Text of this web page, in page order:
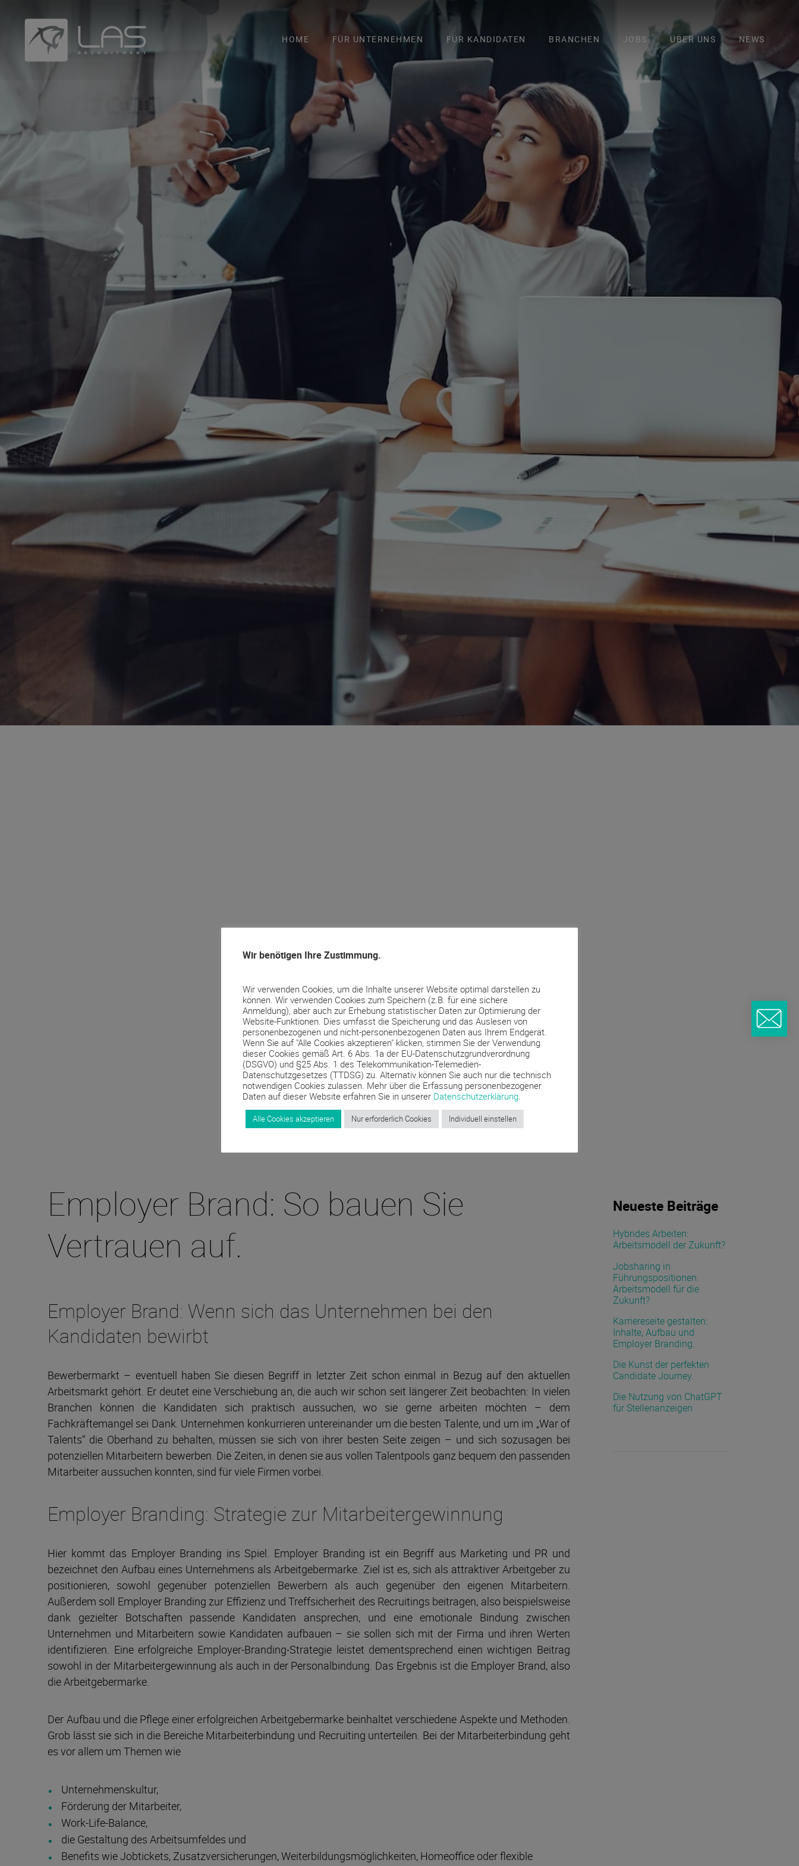
HOME FÜR UNTERNEHMEN FÜR KANDIDATEN BRANCHEN JOBS ÜBER UNS NEWS
Employer Brand: So bauen Sie
Vertrauen auf.
Employer Brand: Wenn sich das Unternehmen bei den
Kandidaten bewirbt
Bewerbermarkt – eventuell haben Sie diesen Begriff in letzter Zeit schon einmal in Bezug auf den aktuellen
Arbeitsmarkt gehört. Er deutet eine Verschiebung an, die auch wir schon seit längerer Zeit beobachten: In vielen
Branchen können die Kandidaten sich praktisch aussuchen, wo sie gerne arbeiten möchten – dem
Fachkräftemangel sei Dank. Unternehmen konkurrieren untereinander um die besten Talente, und um im „War of
Talents“ die Oberhand zu behalten, müssen sie sich von ihrer besten Seite zeigen – und sich sozusagen bei
potenziellen Mitarbeitern bewerben. Die Zeiten, in denen sie aus vollen Talentpools ganz bequem den passenden
Mitarbeiter aussuchen konnten, sind für viele Firmen vorbei.
Employer Branding: Strategie zur Mitarbeitergewinnung
Hier kommt das Employer Branding ins Spiel. Employer Branding ist ein Begriff aus Marketing und PR und
bezeichnet den Aufbau eines Unternehmens als Arbeitgebermarke. Ziel ist es, sich als attraktiver Arbeitgeber zu
positionieren, sowohl gegenüber potenziellen Bewerbern als auch gegenüber den eigenen Mitarbeitern.
Außerdem soll Employer Branding zur Effizienz und Treffsicherheit des Recruitings beitragen, also beispielsweise
dank gezielter Botschaften passende Kandidaten ansprechen, und eine emotionale Bindung zwischen
Unternehmen und Mitarbeitern sowie Kandidaten aufbauen – sie sollen sich mit der Firma und ihren Werten
identifizieren. Eine erfolgreiche Employer-Branding-Strategie leistet dementsprechend einen wichtigen Beitrag
sowohl in der Mitarbeitergewinnung als auch in der Personalbindung. Das Ergebnis ist die Employer Brand, also
die Arbeitgebermarke.
Der Aufbau und die Pflege einer erfolgreichen Arbeitgebermarke beinhaltet verschiedene Aspekte und Methoden.
Grob lässt sie sich in die Bereiche Mitarbeiterbindung und Recruiting unterteilen. Bei der Mitarbeiterbindung geht
es vor allem um Themen wie
Unternehmenskultur,
Förderung der Mitarbeiter,
Work-Life-Balance,
die Gestaltung des Arbeitsumfeldes und
Benefits wie Jobtickets, Zusatzversicherungen, Weiterbildungsmöglichkeiten, Homeoffice oder flexible
Neueste Beiträge
Hybrides Arbeiten:
Arbeitsmodell der Zukunft?
Jobsharing in
Führungspositionen:
Arbeitsmodell für die
Zukunft?
Karriereseite gestalten:
Inhalte, Aufbau und
Employer Branding.
Die Kunst der perfekten
Candidate Journey.
Die Nutzung von ChatGPT
für Stellenanzeigen
Wir benötigen Ihre Zustimmung.
Wir verwenden Cookies, um die Inhalte unserer Website optimal darstellen zu
können. Wir verwenden Cookies zum Speichern (z.B. für eine sichere
Anmeldung), aber auch zur Erhebung statistischer Daten zur Optimierung der
Website-Funktionen. Dies umfasst die Speicherung und das Auslesen von
personenbezogenen und nicht-personenbezogenen Daten aus Ihrem Endgerät.
Wenn Sie auf "Alle Cookies akzeptieren" klicken, stimmen Sie der Verwendung
dieser Cookies gemäß Art. 6 Abs. 1a der EU-Datenschutzgrundverordnung
(DSGVO) und §25 Abs. 1 des Telekommunikation-Telemedien-
Datenschutzgesetzes (TTDSG) zu. Alternativ können Sie auch nur die technisch
notwendigen Cookies zulassen. Mehr über die Erfassung personenbezogener
Daten auf dieser Website erfahren Sie in unserer Datenschutzerklärung
Alle Cookies akzeptieren Nur erforderlich Cookies Individuell einstellen